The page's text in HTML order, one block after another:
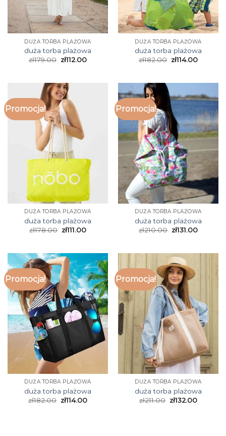
DUŻA TORBA PLAŻOWA
duża torba plażowa
zł179.00 zł112.00
DUŻA TORBA PLAŻOWA
duża torba plażowa
zł182.00 zł114.00
Promocja!
DUŻA TORBA PLAŻOWA
duża torba plażowa
zł178.00 zł111.00
Promocja!
DUŻA TORBA PLAŻOWA
duża torba plażowa
zł210.00 zł131.00
Promocja!
DUŻA TORBA PLAŻOWA
duża torba plażowa
zł182.00 zł114.00
Promocja!
DUŻA TORBA PLAŻOWA
duża torba plażowa
zł211.00 zł132.00